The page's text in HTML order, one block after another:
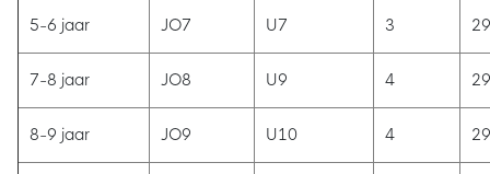
5-6 jaar JO7 U7 3
7-8 jaar JO8 U9 4
8-9 jaar JO9 U10 4